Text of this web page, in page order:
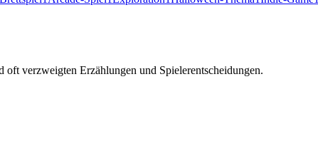
verzweigten Erzählungen und Spielerentscheidungen.